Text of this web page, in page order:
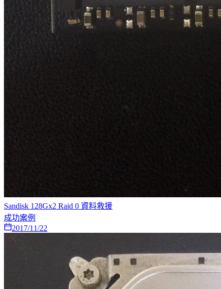
Sandisk 128Gx2 Raid 0 資料救援
成功案例
2017/11/22